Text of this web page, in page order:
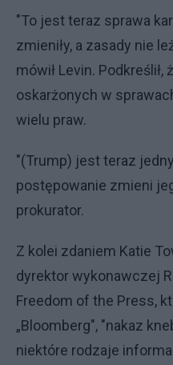
"To jest teraz sprawa
zmieniły, a zasady nie
mówił Levin.
oskarżonych w
wielu praw.
"(Trump) jest teraz
postępowanie zmieni
prokurator.
Z kolei zdaniem Katie
dyrektor wykonawczej
Freedom of the Press,
„Bloomberg", "nakaz
niektóre rodzaje